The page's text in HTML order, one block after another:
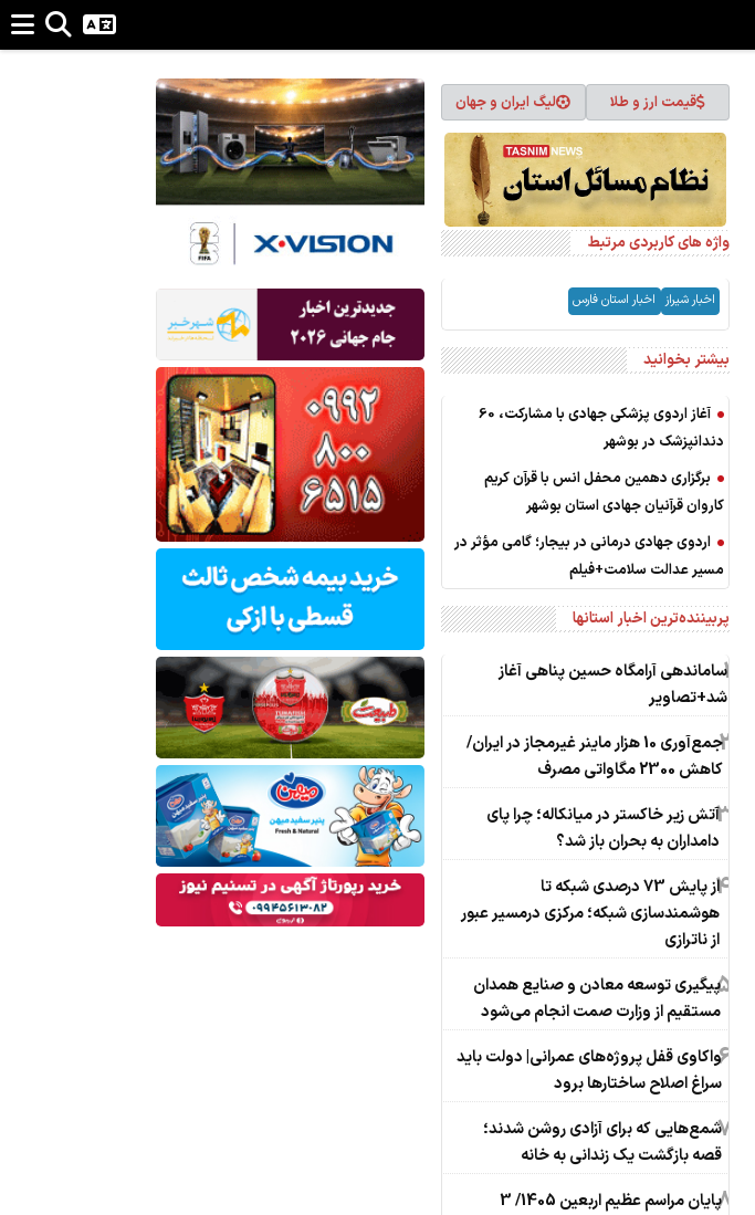
قیمت ارز و طلا لیگ ایران و جهان
واژه های کاربردی مرتبط
اخبار شیراز اخبار استان فارس
بیشتر بخوانید
آغاز اردوی پزشکی جهادی با مشارکت، 60
دندانپزشک در بوشهر
برگزاری دهمین محفل انس با قرآن کریم
کاروان قرآنیان جهادی استان بوشهر
اردوی جهادی درمانی در بیجار؛ گامی مؤثر در
مسیر عدالت سلامت+فیلم
پربیننده‌ترین اخبار استانها
1ساماندهی آرامگاه حسین پناهی آغاز
شد+تصاویر
2
جمع‌آوری 10 هزار ماینر غیرمجاز در ایران/
کاهش 2300 مگاواتی مصرف
3آتش زیر خاکستر در میانکاله؛ چرا پای
دامداران به بحران باز شد؟
4
از پایش 73 درصدی شبکه تا
هوشمندسازی شبکه؛ مرکزی درمسیر عبور
از ناترازی
5پیگیری توسعه معادن و صنایع همدان
مستقیم از وزارت صمت انجام می‌شود
6واکاوی قفل پروژه‌های عمرانی| دولت باید
سراغ اصلاح ساختارها برود
7شمع‌هایی که ‌برای آزادی روشن شدند؛
قصه بازگشت یک زندانی به خانه
8
پایان مراسم عظیم اربعین 1405/ ‌3